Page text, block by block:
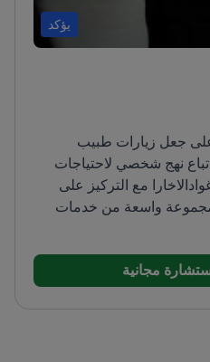
يؤكد
جعل زيارات طبيب
نهج شخصي لاحتياجات
مع التركيز على
واسعة من خدمات
التجميلية
بشكل فعال
مجانية